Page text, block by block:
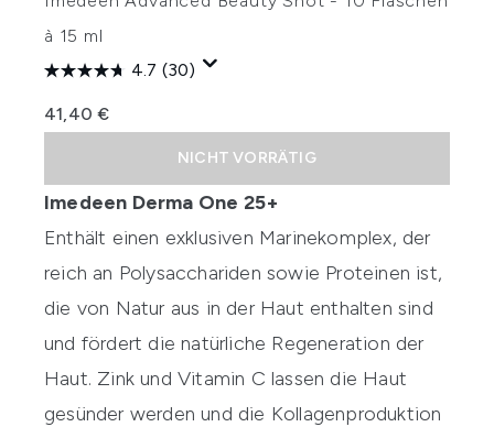
à 15 ml
4.7 (30)
41,40 €
NICHT VORRÄTIG
Imedeen Derma One 25+
Enthält einen exklusiven Marinekomplex, der
reich an Polysacchariden sowie Proteinen ist,
die von Natur aus in der Haut enthalten sind
und fördert die natürliche Regeneration der
Haut. Zink und Vitamin C lassen die Haut
gesünder werden und die Kollagenproduktion